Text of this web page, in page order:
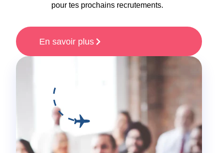
pour tes prochains recrutements.
En savoir plus